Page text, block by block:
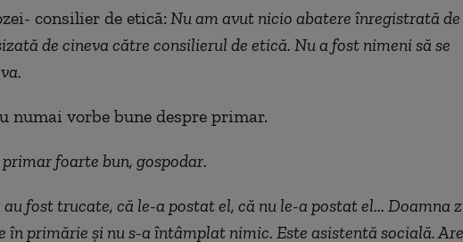
consilier de etică: Nu am avut nicio abatere înregistrată de
de cineva către consilierul de etică. Nu a fost nimeni să se
numai vorbe bune despre primar.
foarte bun, gospodar.
au fost trucate, că le-a postat el, că nu le-a postat el... Doamna
în primărie și nu s-a întâmplat nimic. Este asistentă socială.